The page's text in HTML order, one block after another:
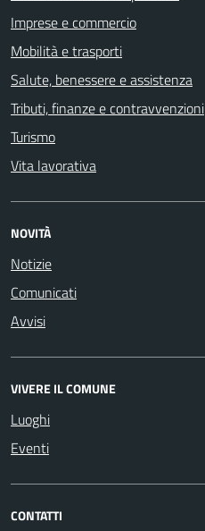
Imprese e commercio
Mobilità e trasporti
Salute, benessere e assistenza
Tributi, finanze e contravvenzioni
Turismo
Vita lavorativa
NOVITÀ
Notizie
Comunicati
Avvisi
VIVERE IL COMUNE
Luoghi
Eventi
CONTATTI